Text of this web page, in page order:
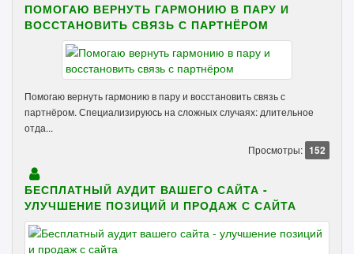
ПОМОГАЮ ВЕРНУТЬ ГАРМОНИЮ В ПАРУ И
ВОССТАНОВИТЬ СВЯЗЬ С ПАРТНЁРОМ
Помогаю вернуть гармонию в пару и восстановить связь с
партнёром. Специализируюсь на сложных случаях: длительное
отда...
Просмотры: 152
БЕСПЛАТНЫЙ АУДИТ ВАШЕГО САЙТА -
УЛУЧШЕНИЕ ПОЗИЦИЙ И ПРОДАЖ С САЙТА